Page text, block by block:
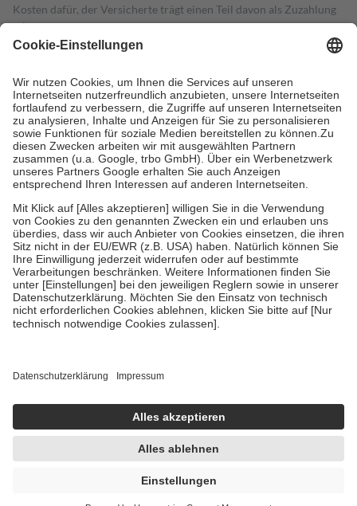
Kosten dafür, der Versicherte trägt einen Teil davon als Zuzahlung
mit.
Grundsätzlich leisten Mitglieder Zuzahlungen in Höhe von zehn
höchstens zehn Euro.
Es sind jedoch nie mehr als die tatsächlichen
Kosten der Leistung zu entrichten.
Diese Regeln gelten grundsätzlich auch für Online-Apotheken.
Bei Heilmitteln und häuslicher Krankenpflege beträgt die
Zuzahlung zehn Prozent der Kosten sowie zehn Euro je
Verordnung.
Um das Engagement der Versicherten für ihre eigene Gesundheit zu
stärken und die besondere Stellung der Familie zu unterstützen,
fallenkeine Zuzahlungenan bei:
• Kindern und Jugendlichen bis zum vollendeten 18. Lebensjahr
mit Ausnahme der Fahrkosten
• Untersuchungen zur Vorsorge und Früherkennung, die von der
GKV getragen werden
• empfohlenen Schutzimpfungen
• Harn- und Blutteststreifen
getroffen, um sicherzustellen, dass es sich um echte Bewertungen
https://help.etrusted.com/hc/de/articles/4419944605341
Einige Bilder und Inhalte wurden unter Zuhilfenahme künstlicher